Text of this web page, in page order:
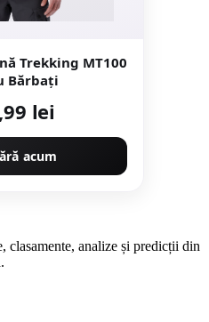
Trekking MT100
Bărbați
lei
acum
clasamente, analize și predicții din